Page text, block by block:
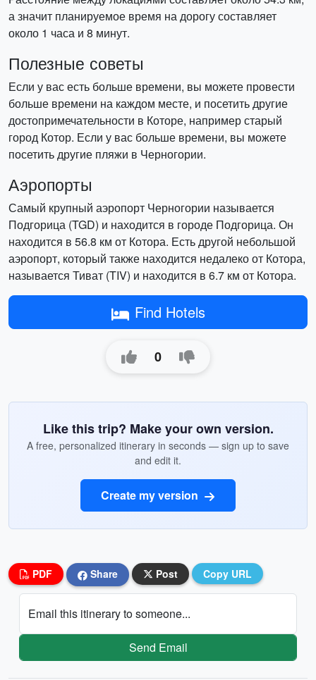
а значит планируемое время на дорогу составляет
около 1 часа и 8 минут.
Полезные советы
Если у вас есть больше времени, вы можете провести
больше времени на каждом месте, и посетить другие
достопримечательности в Которе, например старый
город Котор. Если у вас больше времени, вы можете
посетить другие пляжи в Черногории.
Аэропорты
Самый крупный аэропорт Черногории называется
Подгорица (TGD) и находится в городе Подгорица. Он
находится в 56.8 км от Котора. Есть другой небольшой
аэропорт, который также находится недалеко от Котора,
называется Тиват (TIV) и находится в 6.7 км от Котора.
Find Hotels
0
Like this trip? Make your own version.
A free, personalized itinerary in seconds — sign up to save
and edit it.
Create my version
PDF Share Post Copy URL
Email this itinerary to someone...
Send Email